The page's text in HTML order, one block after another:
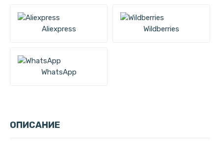
Aliexpress Wildberries
WhatsApp
ОПИСАНИЕ